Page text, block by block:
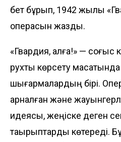
бет бұрып, 1942 жылы
операсын жазды.
«Гвардия, алға!» — соғыс
рухты көрсету мақсатында
шығармалардың бірі.
арналған және
идеясы, жеңіске деген
тақырыптарды көтереді.